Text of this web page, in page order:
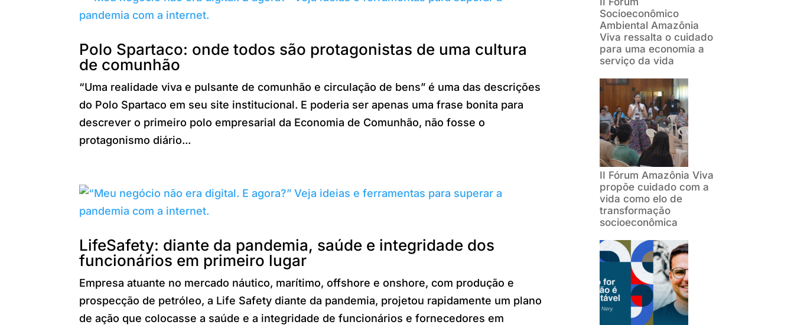
Polo Spartaco: onde todos são protagonistas de uma cultura
de comunhão
“Uma realidade viva e pulsante de comunhão e circulação de bens” é uma das descrições
do Polo Spartaco em seu site institucional. E poderia ser apenas uma frase bonita para
descrever o primeiro polo empresarial da Economia de Comunhão, não fosse o
protagonismo diário...
LifeSafety: diante da pandemia, saúde e integridade dos
funcionários em primeiro lugar
Empresa atuante no mercado náutico, marítimo, offshore e onshore, com produção e
prospecção de petróleo, a Life Safety diante da pandemia, projetou rapidamente um plano
de ação que colocasse a saúde e a integridade de funcionários e fornecedores em
Socioeconômico
Ambiental Amazônia
Viva ressalta o cuidado
para uma economia a
serviço da vida
II Fórum Amazônia Viva
propõe cuidado com a
vida como elo de
transformação
socioeconômica